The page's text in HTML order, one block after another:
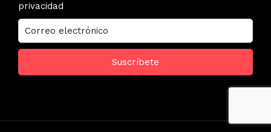
privacidad